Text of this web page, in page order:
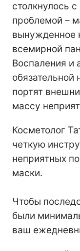
столкнулось
проблемой –
вынужденное
всемирной
Воспаления и
обязательной
портят
массу
Косметолог
четкую
неприятных
маски.
Чтобы
были
ваш